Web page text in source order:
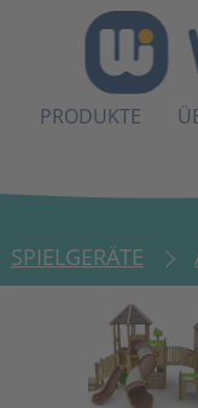
PRODUKTE
SPIELGERÄTE